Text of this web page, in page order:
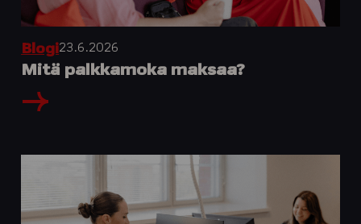
Blogi23.6.2026
Mitä palkkamoka maksaa?